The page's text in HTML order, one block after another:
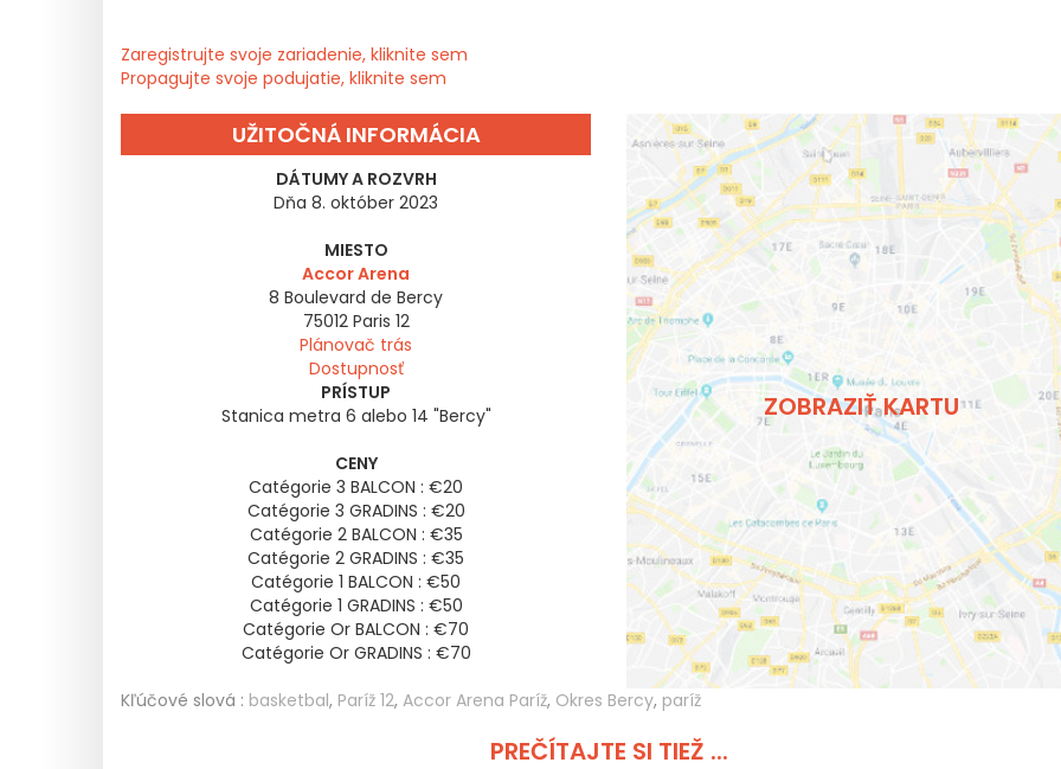
Zaregistrujte svoje zariadenie, kliknite sem
Propagujte svoje podujatie, kliknite sem
UŽITOČNÁ INFORMÁCIA
DÁTUMY A ROZVRH
Dňa 8. október 2023
MIESTO
Accor Arena
8 Boulevard de Bercy
75012 Paris 12
Plánovač trás
Dostupnosť
PRÍSTUP
Stanica metra 6 alebo 14 "Bercy"
CENY
Catégorie 3 BALCON : €20
Catégorie 3 GRADINS : €20
Catégorie 2 BALCON : €35
Catégorie 2 GRADINS : €35
Catégorie 1 BALCON : €50
Catégorie 1 GRADINS : €50
Catégorie Or BALCON : €70
Catégorie Or GRADINS : €70
ZOBRAZIŤ KARTU
Kľúčové slová : basketbal, Paríž 12, Accor Arena Paríž, Okres Bercy, paríž
PREČÍTAJTE SI TIEŽ ...